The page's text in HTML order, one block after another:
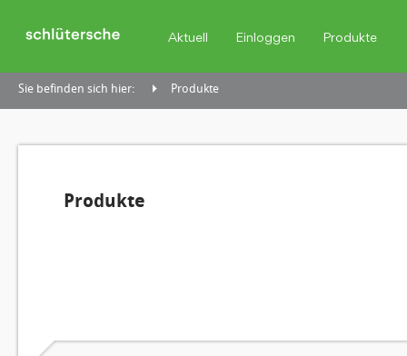
Aktuell Einloggen Produkte
Sie befinden sich hier: Produkte
Produkte